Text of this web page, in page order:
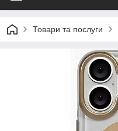
Товари та послуги